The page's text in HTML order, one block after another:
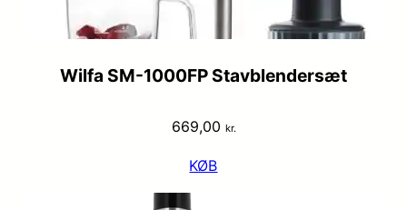
Wilfa SM-1000FP Stavblendersæt
669,00 kr.
KØB